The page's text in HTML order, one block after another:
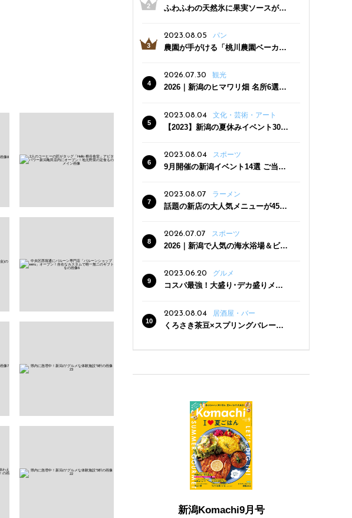
ふわふわの天然氷に果実ソースがた
三条駅近くにオープン
2023.08.05 パン
農園が手がける「桃川農園ベーカリ
った焼きたてパンのほか、ジェラー
トやスムージーも
2026.07.30 観光
2026｜新潟のヒマワリ畑 名所6選
2023.08.04
文化・芸術・アート
【2023】新潟の夏休みイベント30
2023.08.04
スポーツ
9月開催の新潟イベント14選 ご当地
2023.08.07 ラーメン
話題の新店の大人気メニューが450
クーポン登場
2026.07.07 スポーツ
2026｜新潟で人気の海水浴場＆ビー
2023.06.20
グルメ
コスパ最強！大盛り･デカ盛りメニ
2023.08.04
居酒屋・バー
くろさき茶豆×スプリングバレー豊
新潟Komachi9月号